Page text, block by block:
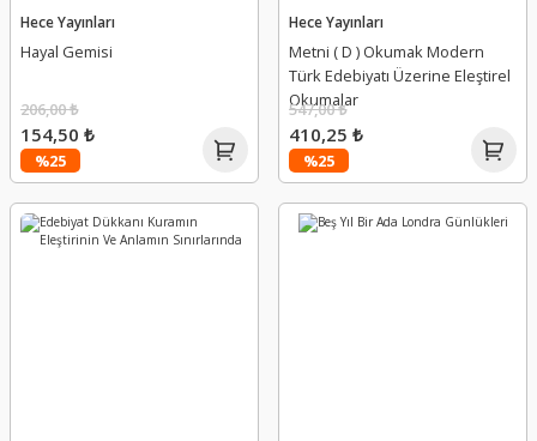
Hece Yayınları
Hayal Gemisi
%25
206,00 ₺
154,50 ₺
Hece Yayınları
Metni ( D ) Okumak Modern
Türk Edebiyatı Üzerine Eleştirel
Okumalar
%25
547,00 ₺
410,25 ₺